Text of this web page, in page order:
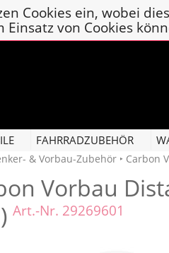
Cookies ein, wobei
Einsatz von Cookies
FAHRRADZUBEHÖR
& Vorbau-Zubehör ‣ Carbon
Vorbau
Art.-Nr. 29269601